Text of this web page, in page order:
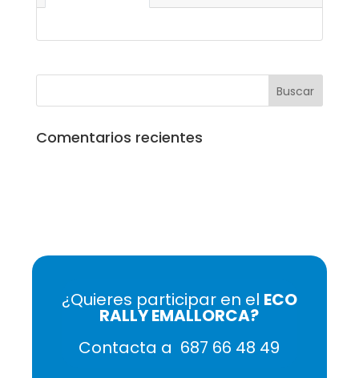
Comentarios recientes
¿Quieres participar en el ECO
RALLY EMALLORCA?
Contacta a 687 66 48 49